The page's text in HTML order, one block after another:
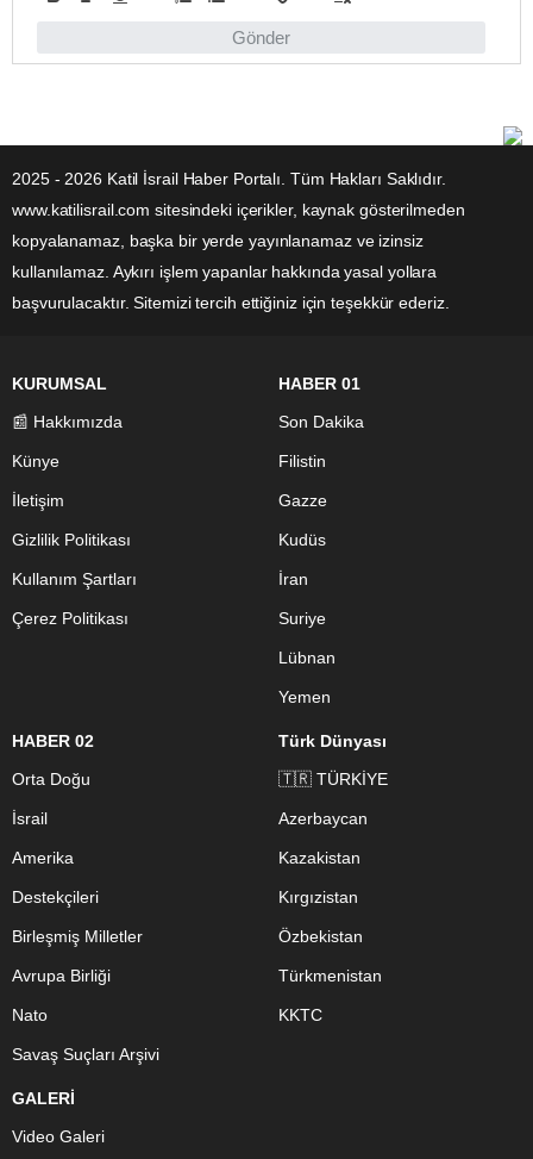
Gönder
2025 - 2026 Katil İsrail Haber Portalı. Tüm Hakları Saklıdır.
www.katilisrail.com sitesindeki içerikler, kaynak gösterilmeden
kopyalanamaz, başka bir yerde yayınlanamaz ve izinsiz
kullanılamaz. Aykırı işlem yapanlar hakkında yasal yollara
başvurulacaktır. Sitemizi tercih ettiğiniz için teşekkür ederiz.
KURUMSAL
📰 Hakkımızda
Künye
İletişim
Gizlilik Politikası
Kullanım Şartları
Çerez Politikası
HABER 01
Son Dakika
Filistin
Gazze
Kudüs
İran
Suriye
Lübnan
Yemen
HABER 02
Orta Doğu
İsrail
Amerika
Destekçileri
Birleşmiş Milletler
Avrupa Birliği
Nato
Savaş Suçları Arşivi
Türk Dünyası
🇹🇷 TÜRKİYE
Azerbaycan
Kazakistan
Kırgızistan
Özbekistan
Türkmenistan
KKTC
GALERİ
Video Galeri